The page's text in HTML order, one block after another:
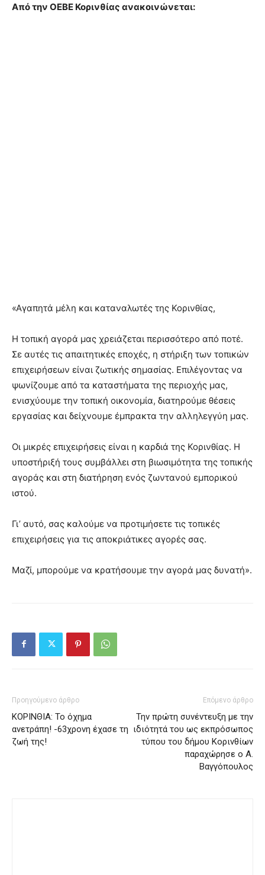
Από την ΟΕΒΕ Κορινθίας ανακοινώνεται:
«Αγαπητά μέλη και καταναλωτές της Κορινθίας,
Η τοπική αγορά μας χρειάζεται περισσότερο από ποτέ.
Σε αυτές τις απαιτητικές εποχές, η στήριξη των τοπικών
επιχειρήσεων είναι ζωτικής σημασίας. Επιλέγοντας να
ψωνίζουμε από τα καταστήματα της περιοχής μας,
ενισχύουμε την τοπική οικονομία, διατηρούμε θέσεις
εργασίας και δείχνουμε έμπρακτα την αλληλεγγύη μας.
Οι μικρές επιχειρήσεις είναι η καρδιά της Κορινθίας. Η
υποστήριξή τους συμβάλλει στη βιωσιμότητα της τοπικής
αγοράς και στη διατήρηση ενός ζωντανού εμπορικού
ιστού.
Γι’ αυτό, σας καλούμε να προτιμήσετε τις τοπικές
επιχειρήσεις για τις αποκριάτικες αγορές σας.
Μαζί, μπορούμε να κρατήσουμε την αγορά μας δυνατή».
Προηγούμενο άρθρο
ΚΟΡΙΝΘΙΑ: Το όχημα
ανετράπη! -63χρονη έχασε τη
ζωή της!
Επόμενο άρθρο
Την πρώτη συνέντευξη με την
ιδιότητά του ως εκπρόσωπος
τύπου του δήμου Κορινθίων
παραχώρησε ο Α.
Βαγγόπουλος